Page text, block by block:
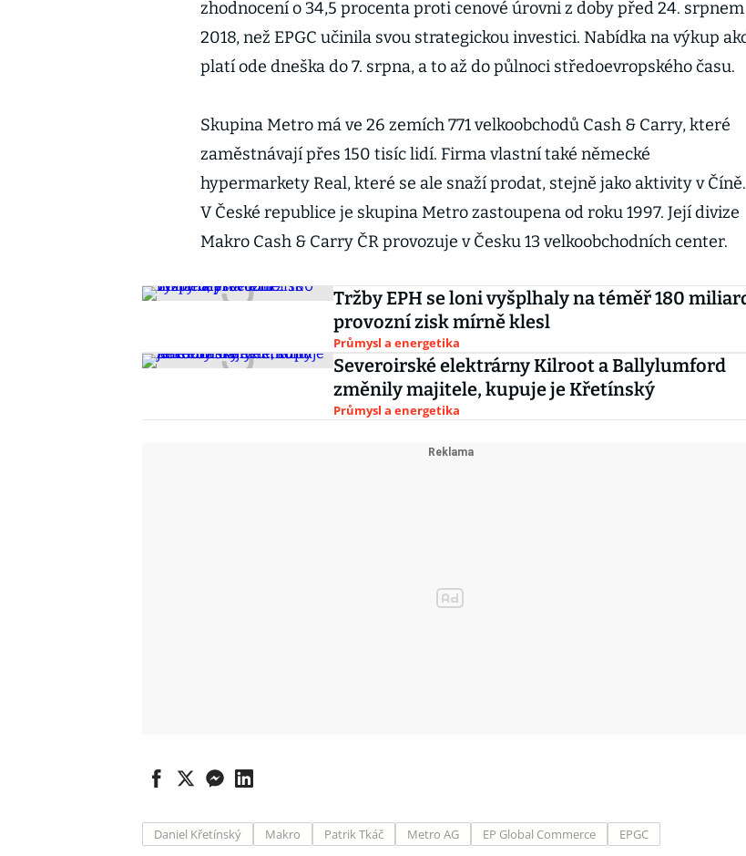
zhodnocení o 34,5 procenta proti cenové úrovni z doby před 24. srpnem
2018, než EPGC učinila svou strategickou investici. Nabídka na výkup
platí ode dneška do 7. srpna, a to až do půlnoci středoevropského času.
Skupina Metro má ve 26 zemích 771 velkoobchodů Cash & Carry, které
zaměstnávají přes 150 tisíc lidí. Firma vlastní také německé
hypermarkety Real, které se ale snaží prodat, stejně jako aktivity v Číně.
V České republice je skupina Metro zastoupena od roku 1997. Její divize
Makro Cash & Carry ČR provozuje v Česku 13 velkoobchodních center.
Tržby EPH se loni vyšplhaly na téměř 180
provozní zisk mírně klesl
Průmysl a energetika
Severoirské elektrárny Kilroot a Ballylumford
změnily majitele, kupuje je Křetínský
Průmysl a energetika
Daniel Křetínský Makro Patrik Tkáč Metro AG EP Global Commerce EPGC